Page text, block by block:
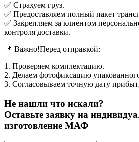
✅ Страхуем груз.
✅ Предоставляем полный пакет
✅ Закрепляем за клиентом
контроля доставки.
📌 Важно!Перед отправкой:
1. Проверяем комплектацию.
2. Делаем фотофиксацию
3. Согласовываем точную дату
Не нашли что искали?
Оставьте заявку на
изготовление МАФ